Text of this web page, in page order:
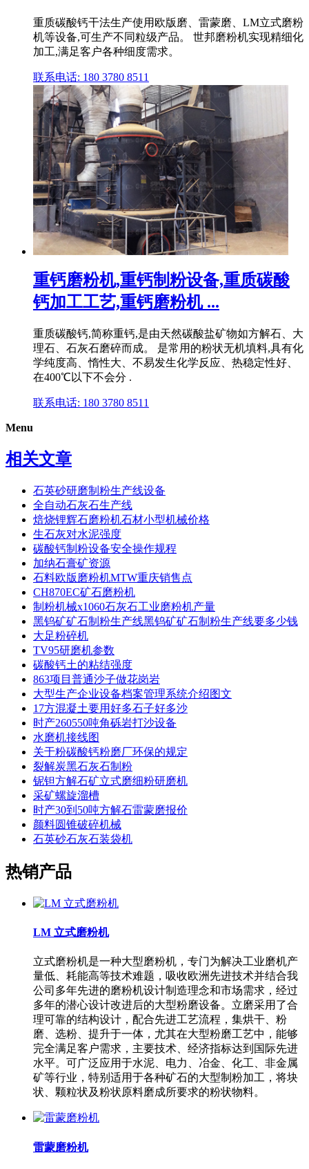
重质碳酸钙干法生产使用欧版磨、雷蒙磨、LM立式磨粉
机等设备,可生产不同粒级产品。 世邦磨粉机实现精细化
加工,满足客户各种细度需求。
联系电话: 180 3780 8511
重钙磨粉机,重钙制粉设备,重质碳酸
钙加工工艺,重钙磨粉机 ...
重质碳酸钙,简称重钙,是由天然碳酸盐矿物如方解石、大
理石、石灰石磨碎而成。 是常用的粉状无机填料,具有化
学纯度高、惰性大、不易发生化学反应、热稳定性好、
在400℃以下不会分 .
联系电话: 180 3780 8511
Menu
相关文章
石英砂研磨制粉生产线设备
全自动石灰石生产线
焙烧锂辉石磨粉机石材小型机械价格
生石灰对水泥强度
碳酸钙制粉设备安全操作规程
加纳石膏矿资源
石料欧版磨粉机MTW重庆销售点
CH870EC矿石磨粉机
制粉机械x1060石灰石工业磨粉机产量
黑钨矿矿石制粉生产线黑钨矿矿石制粉生产线要多少钱
大足粉碎机
TV95研磨机参数
碳酸钙土的粘结强度
863项目普通沙子做花岗岩
大型生产企业设备档案管理系统介绍图文
17方混凝土要用好多石子好多沙
时产260550吨角砾岩打沙设备
水磨机接线图
关于粉碳酸钙粉磨厂环保的规定
裂解炭黑石灰石制粉
铌钽方解石矿立式磨细粉研磨机
采矿螺旋溜槽
时产30到50吨方解石雷蒙磨报价
颜料圆锥破碎机械
石英砂石灰石装袋机
热销产品
LM 立式磨粉机
立式磨粉机是一种大型磨粉机，专门为解决工业磨机产
量低、耗能高等技术难题，吸收欧洲先进技术并结合我
公司多年先进的磨粉机设计制造理念和市场需求，经过
多年的潜心设计改进后的大型粉磨设备。立磨采用了合
理可靠的结构设计，配合先进工艺流程，集烘干、粉
磨、选粉、提升于一体，尤其在大型粉磨工艺中，能够
完全满足客户需求，主要技术、经济指标达到国际先进
水平。可广泛应用于水泥、电力、冶金、化工、非金属
矿等行业，特别适用于各种矿石的大型制粉加工，将块
状、颗粒状及粉状原料磨成所要求的粉状物料。
雷蒙磨粉机